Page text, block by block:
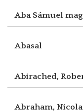
Aba Sámuel
Abasal
Abirached,
Abraham,